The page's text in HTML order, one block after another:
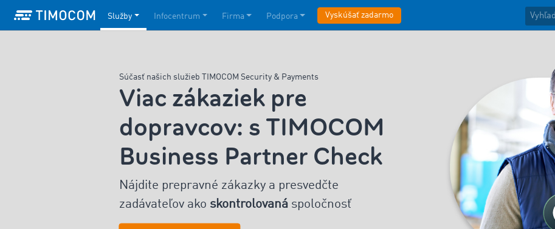
Služby Infocentrum Firma Podpora Vyskúšať zadarmo
Súčasť našich služieb TIMOCOM Security & Payments
Viac zákaziek pre
dopravcov: s TIMOCOM
Business Partner Check
Nájdite prepravné zákazky a presvedčte
zadávateľov ako skontrolovanáspoločnosť